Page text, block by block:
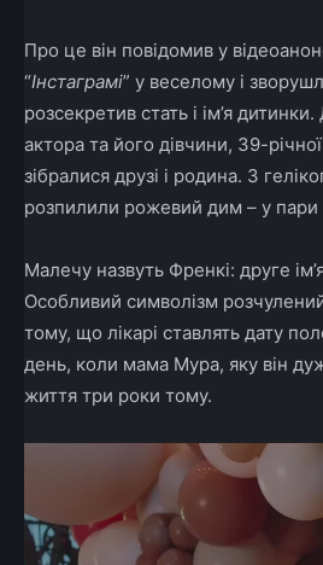
Про це він повідомив у
“Інстаграмі” у веселому і
розсекретив стать і ім’я
актора та його дівчини, 39-річної
зібралися друзі і родина. З
розпилили рожевий дим – у пари
Малечу назвуть Френкі: друге
Особливий символізм
тому, що лікарі ставлять дату
день, коли мама Мура, яку він
життя три роки тому.